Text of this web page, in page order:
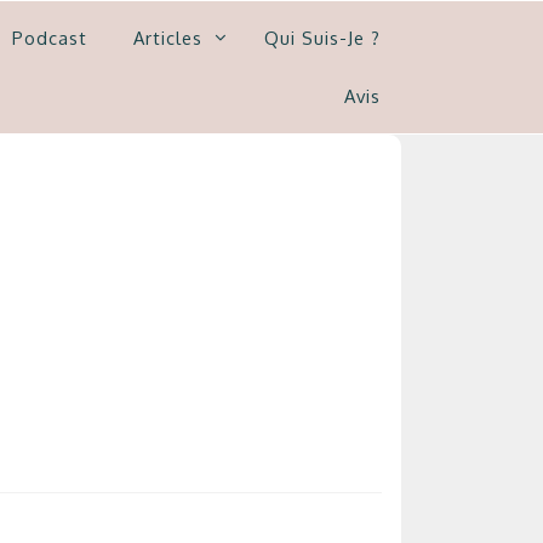
Podcast Articles Qui Suis-Je ?
Avis